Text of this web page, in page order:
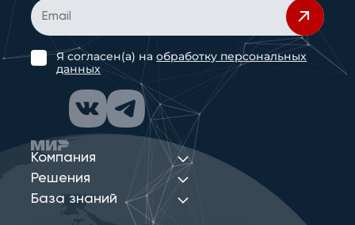
Компания
Решения
База знаний
Я согласен(а) наобработку персональных
данных